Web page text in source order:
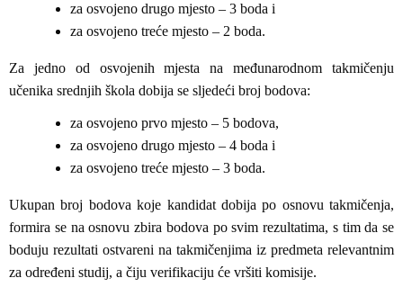
za osvojeno drugo mjesto – 3 boda i
za osvojeno treće mjesto – 2 boda.
Za jedno od osvojenih mjesta na međunarodnom takmičenju
učenika srednjih škola dobija se sljedeći broj bodova:
za osvojeno prvo mjesto – 5 bodova,
za osvojeno drugo mjesto – 4 boda i
za osvojeno treće mjesto – 3 boda.
Ukupan broj bodova koje kandidat dobija po osnovu takmičenja,
formira se na osnovu zbira bodova po svim rezultatima, s tim da se
boduju rezultati ostvareni na takmičenjima iz predmeta relevantnim
za određeni studij, a čiju verifikaciju će vršiti komisije.